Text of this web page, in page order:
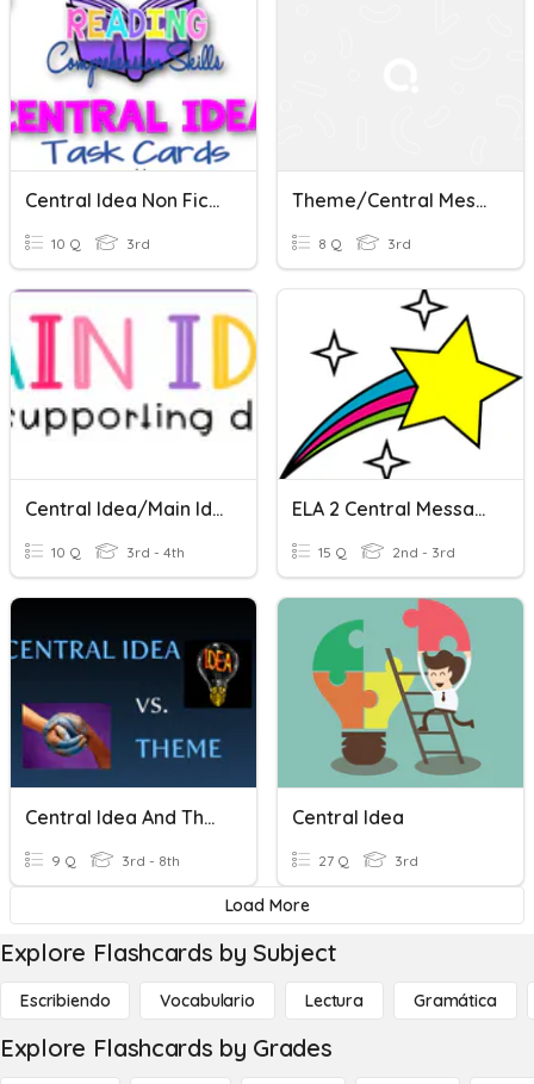
Central Idea Non Fiction
10 Q 3rd
Theme/Central Message
8 Q 3rd
Central Idea/Main Idea
10 Q 3rd - 4th
ELA 2 Central Messages
15 Q 2nd - 3rd
Central Idea And Theme
9 Q 3rd - 8th
Central Idea
27 Q 3rd
Load More
Explore Flashcards by Subject
Escribiendo Vocabulario Lectura Gramática
Explore Flashcards by Grades